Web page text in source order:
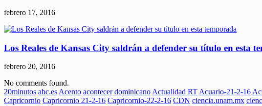
febrero 17, 2016
Los Reales de Kansas City saldrán a defender su título en esta
febrero 20, 2016
No comments found.
20minutos abc.es Acento acontecer dominicano Actualidad RT Acuario-21-2-16
Capricornio Capricornio 21-2-16 Capricornio-22-2-16 CDN ciencia.unam.mx